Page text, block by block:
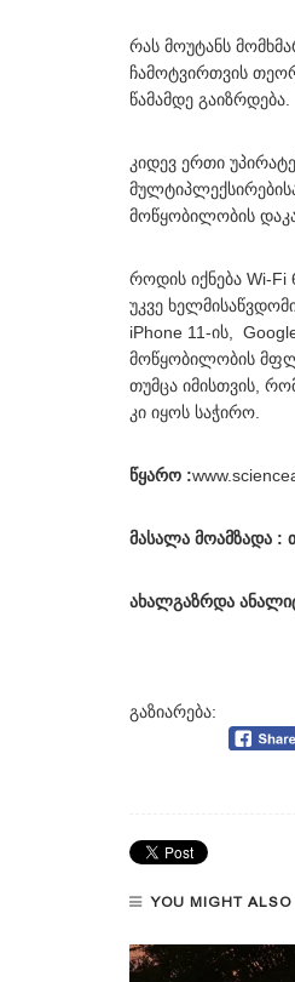
რას მოუტანს
ჩამოტვირთვის
წამამდე გაიზრდება.
კიდევ ერთი
მოწყობილობის
როდის იქნება Wi-Fi
უკვე
iPhone 11-ის,
მოწყობილობის
თუმცა იმისთვის,
კი იყოს საჭირო.
წყარო :
მასალა მოამზადა :
ახალგაზრდა
გაზიარება:
YOU MIGHT ALSO